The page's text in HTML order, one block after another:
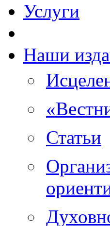
Услуги
Наши
Статьи